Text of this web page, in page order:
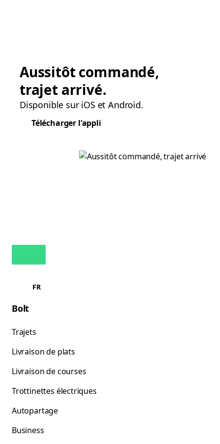
Aussitôt commandé,
trajet arrivé.
Disponible sur iOS et Android.
Télécharger l'appli
FR
Bolt
Trajets
Livraison de plats
Livraison de courses
Trottinettes électriques
Autopartage
Business